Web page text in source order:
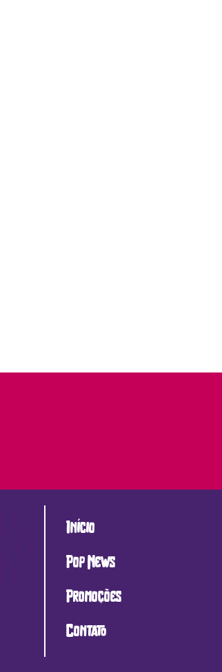
Início
Pop News
Promoções
Contato